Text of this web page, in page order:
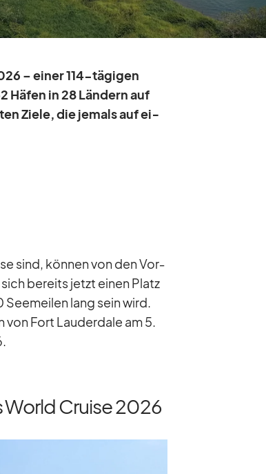
– ei­ner 114-tä­gi­gen
Hä­fen in 28 Län­dern auf
Ziele, die je­mals auf ei­
sind, kön­nen von den Vor­
be­reits jetzt ei­nen Platz
lang sein wird.
Fort Lau­derd­ale am 5.
World Cruise 2026